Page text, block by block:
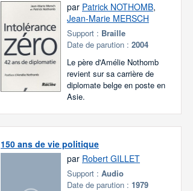
par Patrick NOTHOMB,
Jean-Marie MERSCH
Support : Braille
Date de parution : 2004
Le père d'Amélie Nothomb
revient sur sa carrière de
diplomate belge en poste en
Asie.
150 ans de vie politique
par Robert GILLET
Support : Audio
Date de parution : 1979